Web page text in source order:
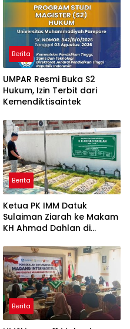
Berita
UMPAR Resmi Buka S2
Hukum, Izin Terbit dari
Kemendiktisaintek
Berita
Ketua PK IMM Datuk
Sulaiman Ziarah ke Makam
KH Ahmad Dahlan di
Berita